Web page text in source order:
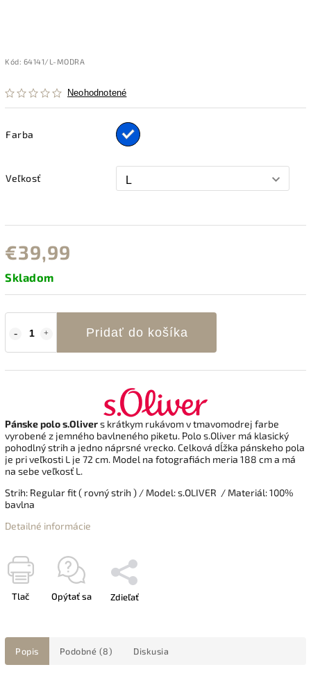
Kód: 64141/L-MODRA
Neohodnotené
Farba
Veľkosť
€39,99
Skladom
Pridať do košíka
Pánske polo s.Olivers krátkym rukávom v tmavomodrej farbe
vyrobené z jemného bavlneného piketu. Polo s.Oliver má klasický
pohodlný strih a jedno náprsné vrecko. Celková dĺžka pánskeho pola
je pri veľkosti L je 72 cm. Model na fotografiách meria 188 cm a má
na sebe veľkosť L.
Strih: Regular fit ( rovný strih ) / Model: s.OLIVER / Materiál: 100%
bavlna
Detailné informácie
Tlač Opýtať sa Zdieľať
Popis Podobné (8) Diskusia